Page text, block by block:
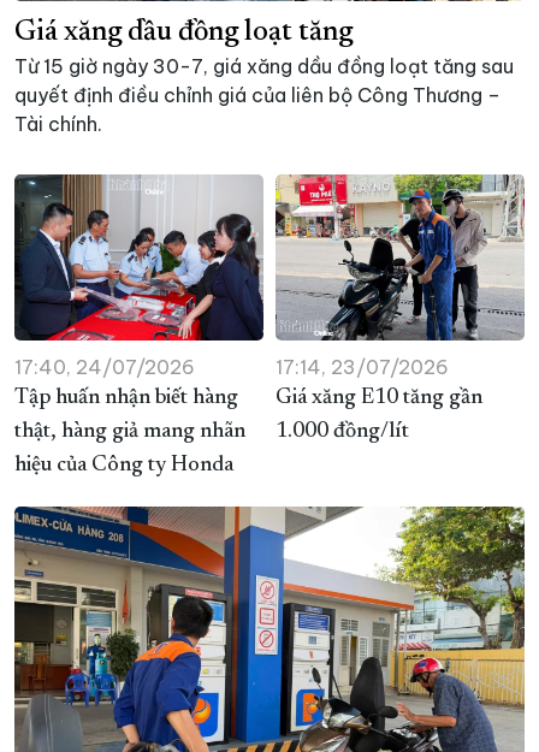
XÂY DỰNG KHÁNH HÒA TRỞ THÀNH THÀNH PHỐ TRỰC THUỘC
ĐẠI HỘI ĐẢNG CÁC CẤP TRANG CHỦ VỀ BÁO KHÁNH HÒA
Giá xăng dầu đồng loạt tăng
Từ 15 giờ ngày 30-7, giá xăng dầu đồng loạt tăng sau
quyết định điều chỉnh giá của liên bộ Công Thương –
Tài chính.
17:40, 24/07/2026
Tập huấn nhận biết hàng
thật, hàng giả mang nhãn
hiệu của Công ty Honda
17:14, 23/07/2026
Giá xăng E10 tăng gần
1.000 đồng/lít